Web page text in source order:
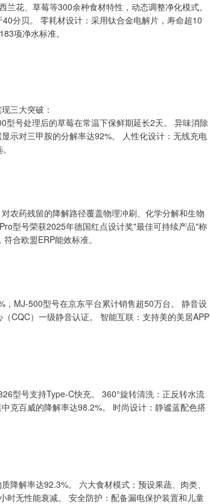
花、草莓等300余种食材特性，动态调整净化模式。
分贝。 零耗材设计：采用钛合金电解片，寿命超10
项净水标准。
三大突破：
号处理后的草莓在常温下保鲜期延长2天。 异味消除
示对三甲胺的分解率达92%。 人性化设计：无线充电
农药残留的降解路径覆盖物理冲刷、化学分解和生物
型号荣获2025年德国红点设计奖"最佳可持续产品"称
合欧盟ERP能效标准。
MJ-500型号在京东平台累计销售超50万台。 静音设
CQC）一级静音认证。 智能互联：支持美的美居APP
型号支持Type-C快充。 360°旋转清洗：正反转水流
克百威的降解率达98.2%。 时尚设计：静谧蓝配色搭
降解率达92.3%。 六大食材模式：预设果蔬、肉类、
时无性能衰减。 安全防护：配备漏电保护装置和儿童